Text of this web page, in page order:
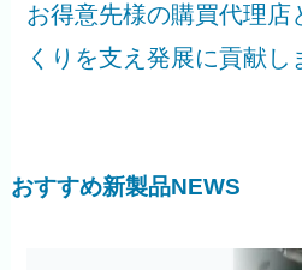
お得意先様の購買代理店
くりを支え発展に貢献し
おすすめ新製品NEWS